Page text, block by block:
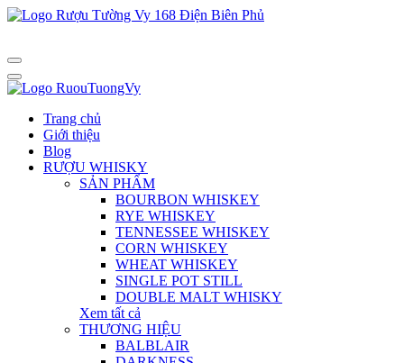
Trang chủ
Giới thiệu
Blog
RƯỢU WHISKY
SẢN PHẨM
BOURBON WHISKEY
RYE WHISKEY
TENNESSEE WHISKEY
CORN WHISKEY
WHEAT WHISKEY
SINGLE POT STILL
DOUBLE MALT WHISKY
Xem tất cả
THƯƠNG HIỆU
BALBLAIR